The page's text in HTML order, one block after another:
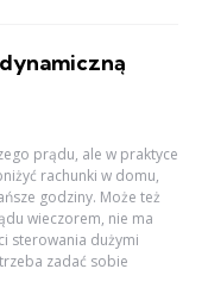
prądu, ale w praktyce
rachunki w domu,
godziny. Może też
wieczorem, nie ma
sterowania dużymi
zadać sobie